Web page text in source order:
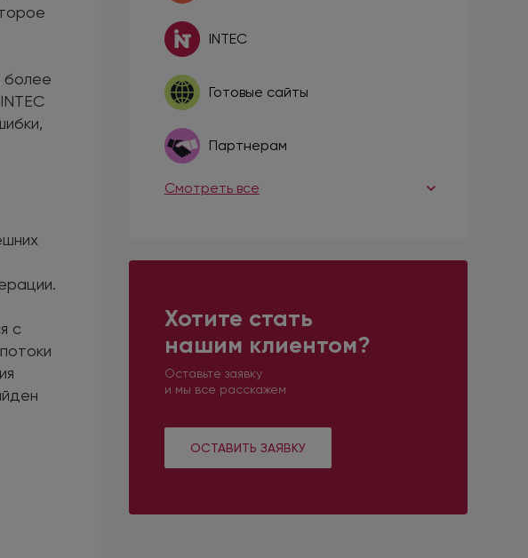
INTEC
Готовые сайты
Партнерам
Смотреть все
Хотите стать
нашим клиентом?
Оставьте заявку
и мы все расскажем
ОСТАВИТЬ ЗАЯВКУ
более
с